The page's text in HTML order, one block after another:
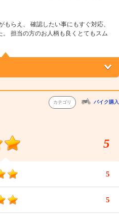
らえ、 確認したい事にもすぐ対応、
担当の方のお人柄も良くとてもスム
カテゴリ バイク購入
5
5
5